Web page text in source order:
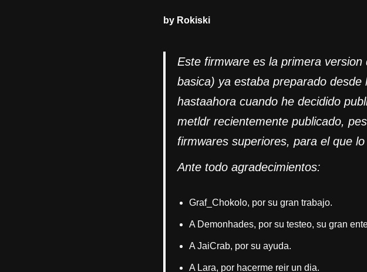
by Rokiski
Este firmware es la primera version
basica) ya estaba preparado
hastaahora cuando he decidido
metldr recientemente publicado,
firmwares superiores, para el que
Ante todo agradecimientos:
Graf_Chokolo, por su gran trabajo.
A Demonhades, por su testeo, su gran
A JaiCrab, por su ayuda.
A Lara, por hacerme reir un dia.